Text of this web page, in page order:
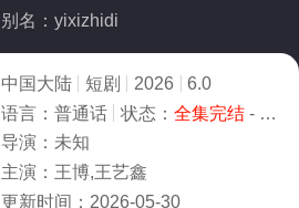
别名：yixizhidi
中国大陆 短剧 2026
6.0
语言： 普通话 状态： 全集完结- 免费在线观看
导演： 未知
主演： 王博,王艺鑫
更新时间： 2026-05-30